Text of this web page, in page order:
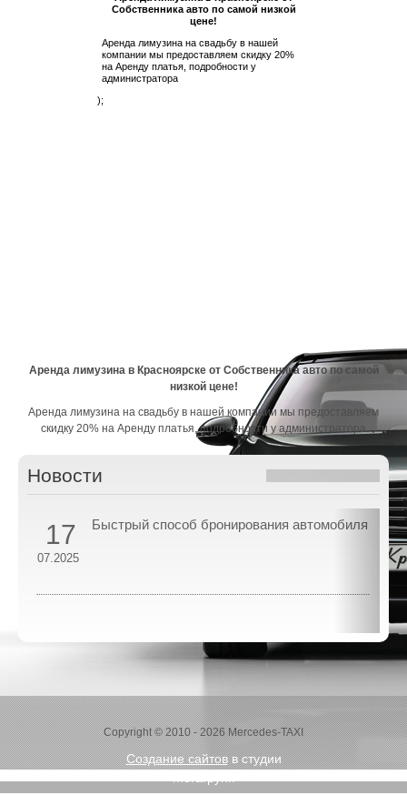
Собственника авто по самой низкой
цене!
Аренда лимузина на свадьбу в нашей
компании мы предоставляем скидку 20%
на Аренду платья, подробности у
администратора
);
Аренда лимузина в Красноярске от Собственника авто по самой
низкой цене!
Аренда лимузина на свадьбу в нашей компании мы предоставляем
скидку 20% на Аренду платья, подробности у администратора
Новости
17
07.2025
Быстрый способ бронирования автомобиля
Copyright © 2010 - 2026 Mercedes-TAXI
Создание сайтовв студии
Мегагрупп